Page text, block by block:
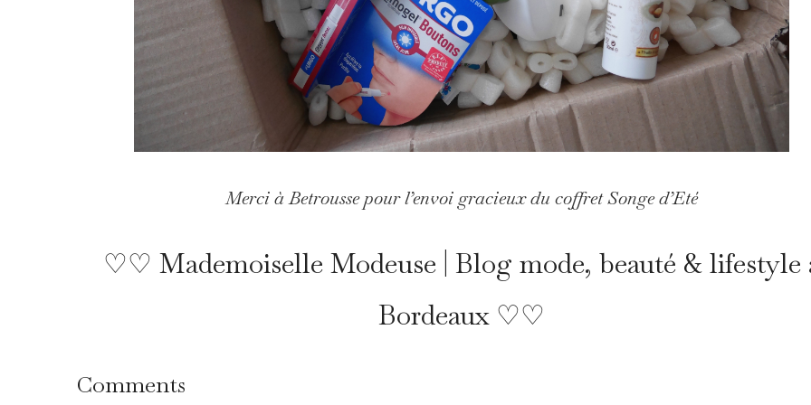
Merci à Betrousse pour l’envoi gracieux du coffret Songe d’Eté
♡♡ Mademoiselle Modeuse | Blog mode, beauté & lifestyle
Bordeaux ♡♡
Comments